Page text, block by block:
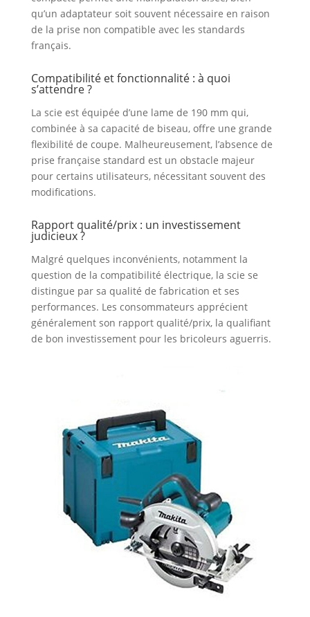
Grande gâchette à 2
doigts Orifice
d'évacuation des
l'extracteur Makita
qu’un adaptateur soit souvent nécessaire en raison
de la prise non compatible avec les standards
français.
Compatibilité et fonctionnalité : à quoi
s’attendre ?
La scie est équipée d’une lame de 190 mm qui,
combinée à sa capacité de biseau, offre une grande
flexibilité de coupe. Malheureusement, l’absence de
prise française standard est un obstacle majeur
pour certains utilisateurs, nécessitant souvent des
modifications.
Rapport qualité/prix : un investissement
judicieux ?
Malgré quelques inconvénients, notamment la
question de la compatibilité électrique, la scie se
distingue par sa qualité de fabrication et ses
performances. Les consommateurs apprécient
généralement son rapport qualité/prix, la qualifiant
de bon investissement pour les bricoleurs aguerris.